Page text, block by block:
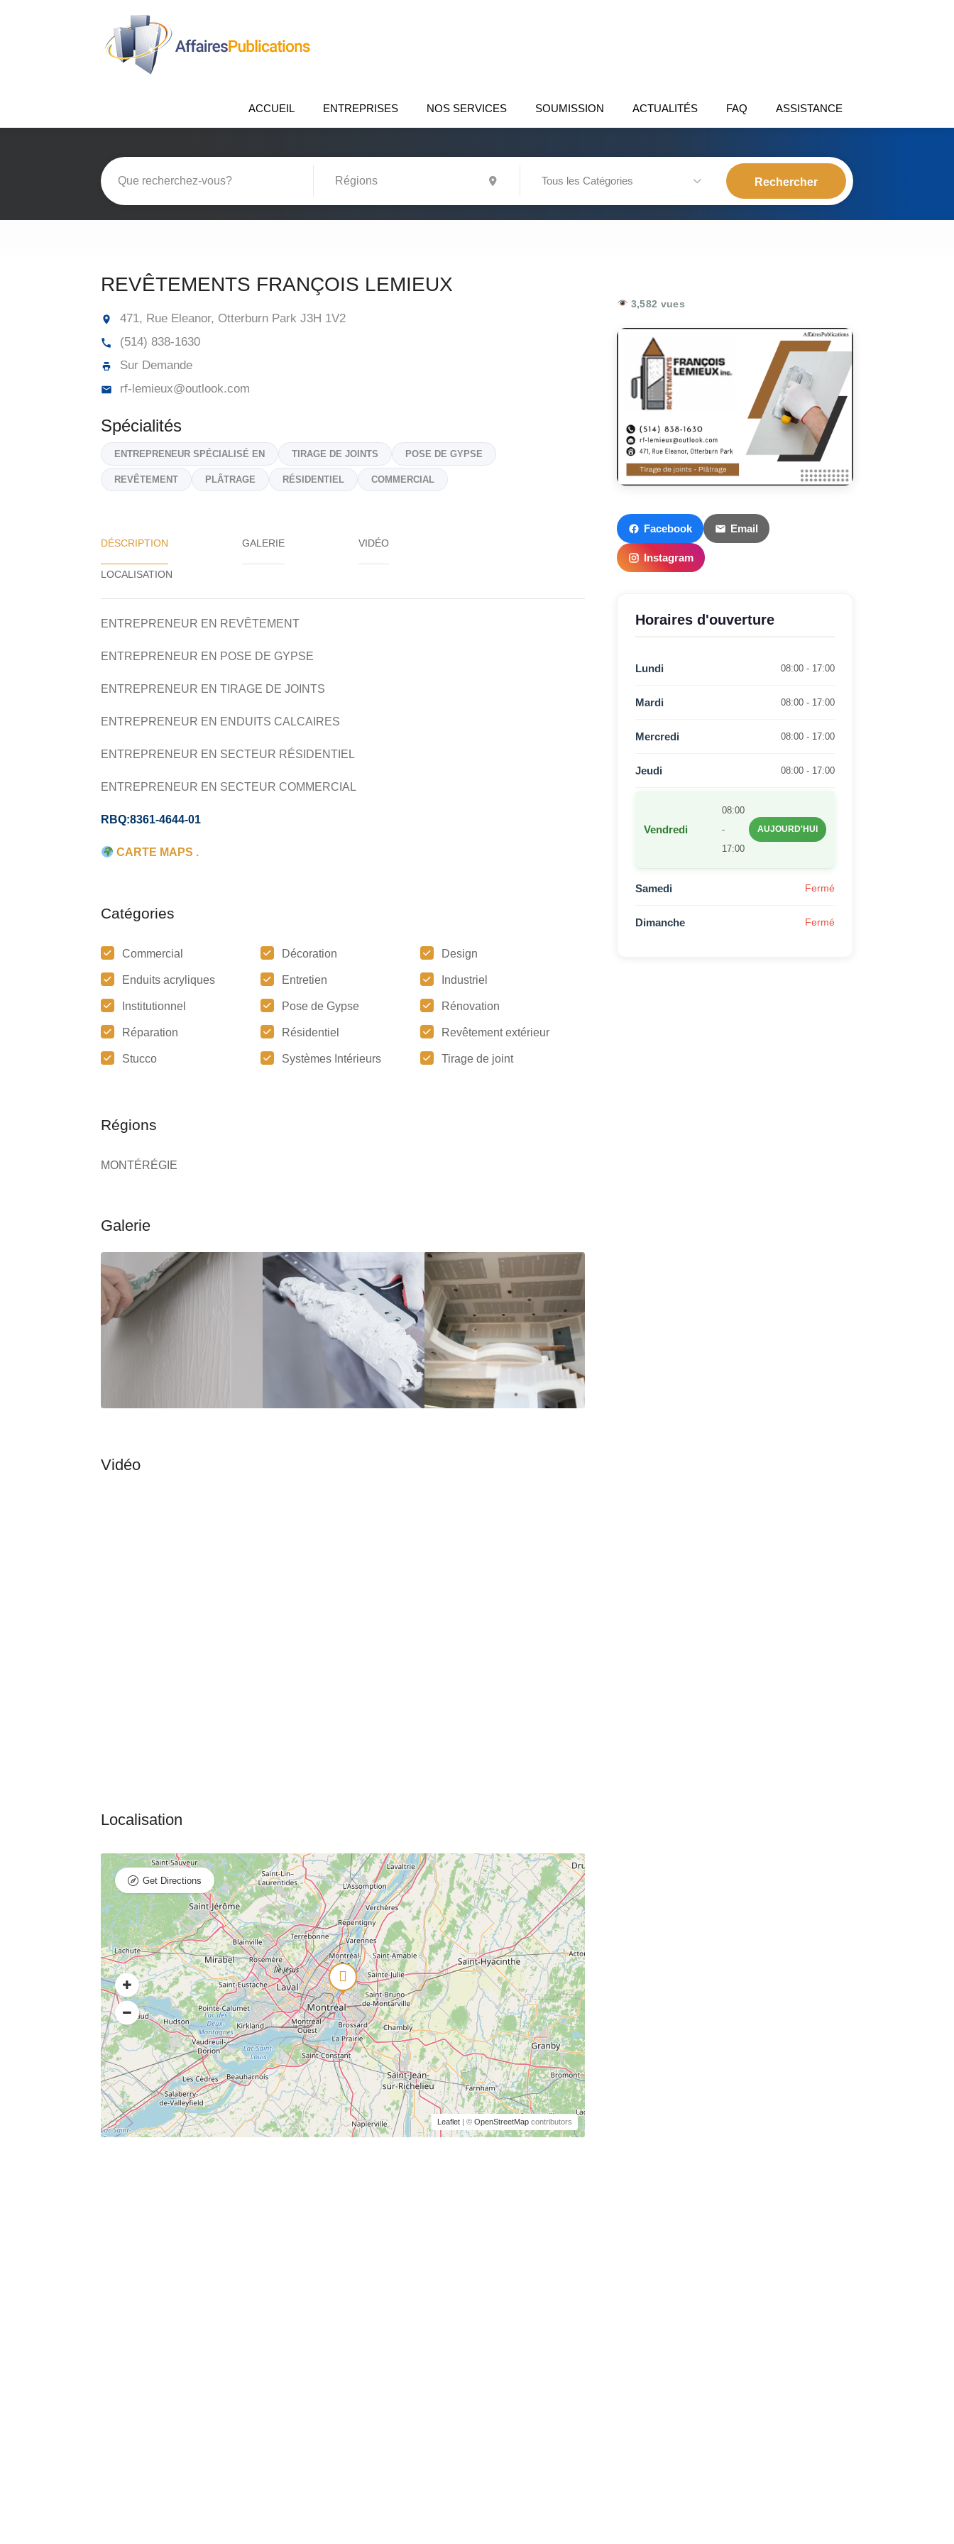
ACCUEIL ENTREPRISES NOS SERVICES SOUMISSION ACTUALITÉS FAQ ASSISTANCE
Tous les Catégories
REVÊTEMENTS FRANÇOIS LEMIEUX
471, Rue Eleanor, Otterburn Park J3H 1V2
(514) 838-1630
Sur Demande
rf-lemieux@outlook.com
Spécialités
ENTREPRENEUR SPÉCIALISÉ EN TIRAGE DE JOINTS POSE DE GYPSE
REVÊTEMENT PLÂTRAGE RÉSIDENTIEL COMMERCIAL
DÉSCRIPTION GALERIE VIDÉO
ENTREPRENEUR EN REVÊTEMENT
ENTREPRENEUR EN POSE DE GYPSE
ENTREPRENEUR EN TIRAGE DE JOINTS
ENTREPRENEUR EN ENDUITS CALCAIRES
ENTREPRENEUR EN SECTEUR RÉSIDENTIEL
ENTREPRENEUR EN SECTEUR COMMERCIAL
RBQ:8361-4644-01
CARTE MAPS .
Catégories
Commercial Décoration Design
Enduits acryliques Entretien Industriel
Institutionnel Pose de Gypse Rénovation
Réparation Résidentiel Revêtement extérieur
Stucco Systèmes Intérieurs Tirage de joint
Régions
MONTÉRÉGIE
Leaflet| © OpenStreetMapcontributors
Get Directions
3,582 vues
Facebook Email
Instagram
Horaires d'ouverture
Lundi 08:00 - 17:00
Mardi 08:00 - 17:00
Mercredi 08:00 - 17:00
Jeudi 08:00 - 17:00
Vendredi
08:00
-
17:00
AUJOURD'HUI
Samedi Fermé
Dimanche Fermé